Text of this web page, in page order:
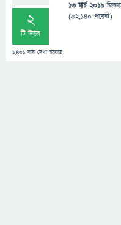
2
টি উত্তর
1,431 বার দেখা হয়েছে
13 মার্চ 2019
(32,140 পয়েন্ট)